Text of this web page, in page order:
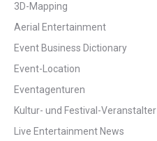
3D-Mapping
Aerial Entertainment
Event Business Dictionary
Event-Location
Eventagenturen
Kultur- und Festival-Veranstalter
Live Entertainment News